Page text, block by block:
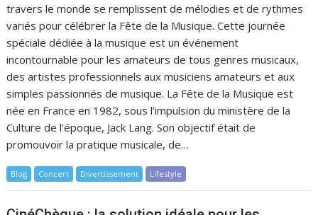
travers le monde se remplissent de mélodies et de rythmes
variés pour célébrer la Fête de la Musique. Cette journée
spéciale dédiée à la musique est un événement
incontournable pour les amateurs de tous genres musicaux,
des artistes professionnels aux musiciens amateurs et aux
simples passionnés de musique. La Fête de la Musique est
née en France en 1982, sous l’impulsion du ministère de la
Culture de l’époque, Jack Lang. Son objectif était de
promouvoir la pratique musicale, de…
Blog Concert Divertissement Lifestyle